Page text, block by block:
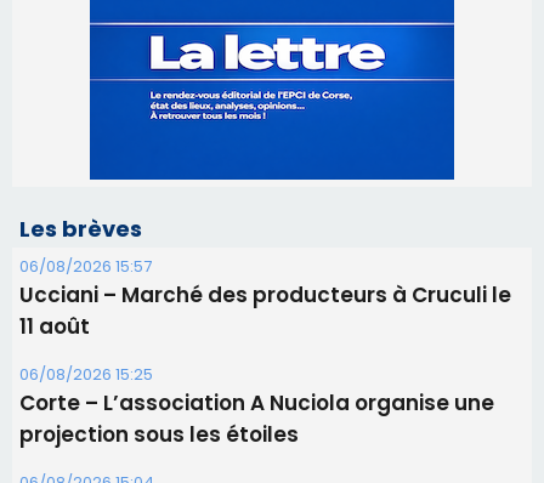
Les brèves
06/08/2026 15:57
Ucciani – Marché des producteurs à Cruculi le
11 août
06/08/2026 15:25
Corte – L’association A Nuciola organise une
projection sous les étoiles